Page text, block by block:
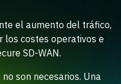
el aumento del tráfico,
los costes operativos e
SD-WAN.
son necesarios. Una